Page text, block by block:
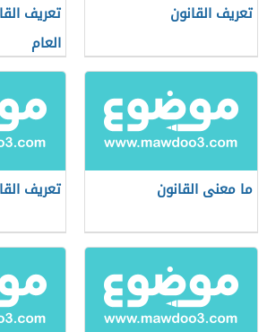
تعريف القانون
تعريف
العام
ما معنى القانون تعريف